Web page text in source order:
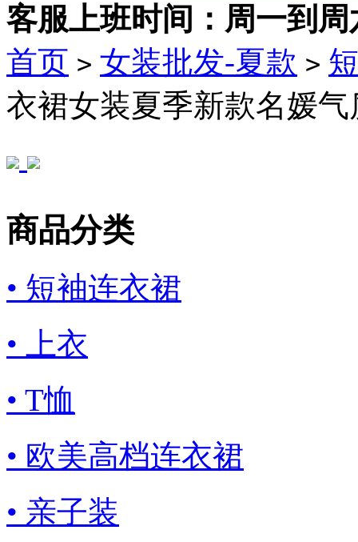
客服上班时间：周一到
首页 > 女装批发-夏款 >
衣裙女装夏季新款名媛
商品分类
• 短袖连衣裙
• 上衣
• T恤
• 欧美高档连衣裙
• 亲子装